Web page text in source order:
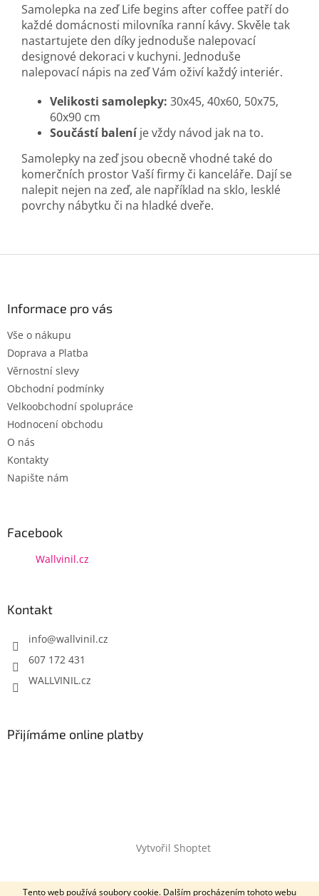
Tento web používá soubory cookie. Dalším procházením tohoto webu
Samolepka na zeď Life begins after coffee patří do
každé domácnosti milovníka ranní kávy. Skvěle tak
nastartujete den díky jednoduše nalepovací
designové dekoraci v kuchyni. Jednoduše
nalepovací nápis na zeď Vám oživí každý interiér.
Velikosti samolepky: 30x45, 40x60, 50x75,
60x90 cm
Součástí baleníje vždy návod jak na to.
Samolepky na zeď jsou obecně vhodné také do
komerčních prostor Vaší firmy či kanceláře. Dají se
nalepit nejen na zeď, ale například na sklo, lesklé
povrchy nábytku či na hladké dveře.
Informace pro vás
Vše o nákupu
Doprava a Platba
Věrnostní slevy
Obchodní podmínky
Velkoobchodní spolupráce
Hodnocení obchodu
O nás
Kontakty
Napište nám
Facebook
Wallvinil.cz
Kontakt
info@wallvinil.cz
607 172 431
WALLVINIL.cz
Přijímáme online platby
Vytvořil Shoptet
Copyright 2026Wallvinil.cz. Všechna práva vyhrazena.